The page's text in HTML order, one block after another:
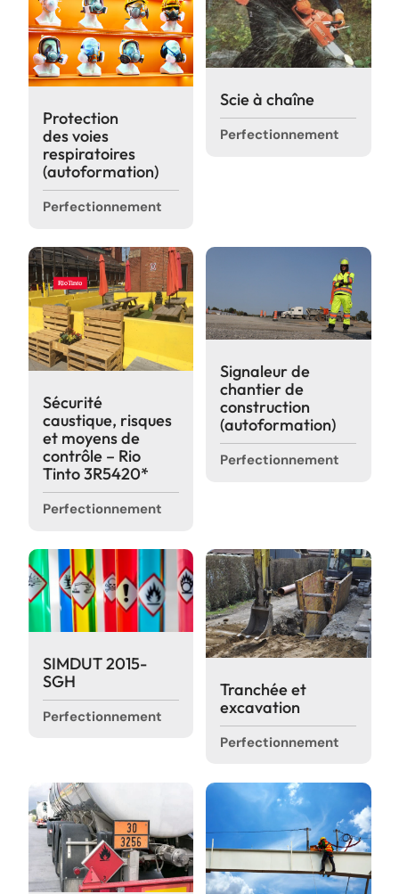
Protection
des voies
respiratoires
(autoformation)
Perfectionnement
Scie à chaîne
Perfectionnement
Sécurité
caustique, risques
et moyens de
contrôle – Rio
Tinto 3R5420*
Perfectionnement
Signaleur de
chantier de
construction
(autoformation)
Perfectionnement
SIMDUT 2015-
SGH
Perfectionnement
Tranchée et
excavation
Perfectionnement